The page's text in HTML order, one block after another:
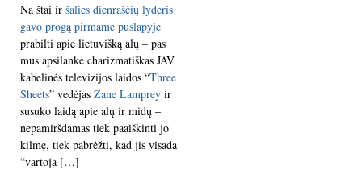
Na štai ir šalies dienraščių lyderis
gavo progą pirmame puslapyje
prabilti apie lietuvišką alų – pas
mus apsilankė charizmatiškas JAV
kabelinės televizijos laidos “Three
Sheets” vedėjas Zane Lamprey ir
susuko laidą apie alų ir midų –
nepamiršdamas tiek paaiškinti jo
kilmę, tiek pabrėžti, kad jis visada
“vartoja […]